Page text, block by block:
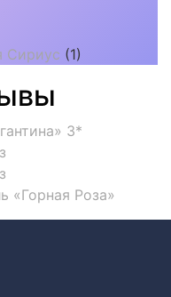
Сириус (1)
3*
«Горная Роза»